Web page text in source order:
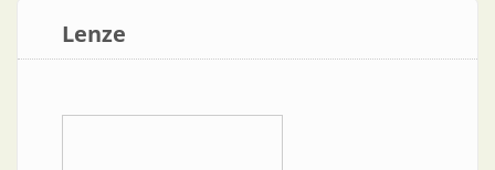
Lenze